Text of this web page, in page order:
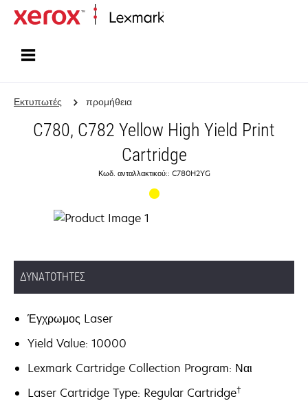
Εκτυπωτές προμήθεια
C780, C782 Yellow High Yield Print
Cartridge
Κωδ. ανταλλακτικού:: C780H2YG
ΔΥΝΑΤΌΤΗΤΕΣ
Έγχρωμος Laser
Yield Value: 10000
Lexmark Cartridge Collection Program: Ναι
Laser Cartridge Type: Regular Cartridge†